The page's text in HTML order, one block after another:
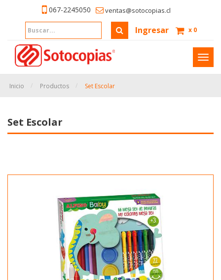
067-2245050 ventas@sotocopias.cl
Ingresar x 0
Inicio Productos Set Escolar
Set Escolar